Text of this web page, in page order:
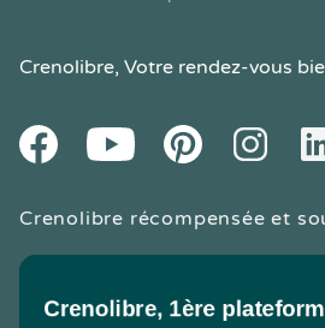
Crenolibre, Votre rendez-vous
FacebookYoutube PinteresetInstagram
Crenolibre récompensée et